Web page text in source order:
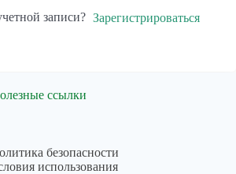
записи? Зарегистрироваться
ссылки
безопасности
использования